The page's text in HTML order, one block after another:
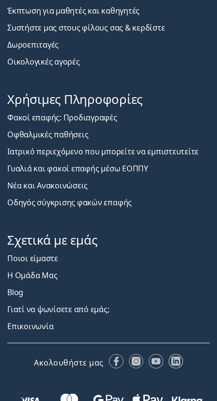
Έκπτωση για μαθητές και καθηγητές
Συστήστε μας στους φίλους σας & κερδίστε
Δωροεπιταγές
Οικολογικές αγορές
Χρήσιμες Πληροφορίες
Φακοί επαφής: Προδιαγραφές
Οφθαλμικές παθήσεις
Ιατρικό περιεχόμενο που μπορείτε να εμπιστευτείτε
Γυαλιά και φακοί επαφής μέσω ΕΟΠΠΥ
Νέα και Ανακοινώσεις
Οδηγός σύγκρισης φακών επαφής
Σχετικά με εμάς
Ποιοι είμαστε
Η Ομάδα Μας
Blog
Γιατί να ψωνίσετε από εμάς;
Επικοινωνία
Ακολουθήστε μας FacebookInstagram
YouTubeLinkedIn